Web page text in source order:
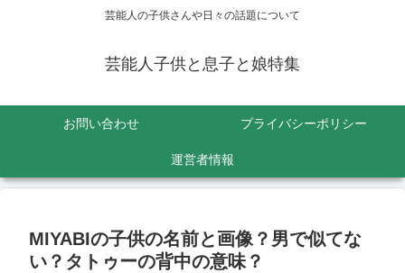
芸能人の子供さんや日々の話題について
芸能人子供と息子と娘特集
お問い合わせ プライバシーポリシー
運営者情報
MIYABIの子供の名前と画像？男で似てな
い？タトゥーの背中の意味？